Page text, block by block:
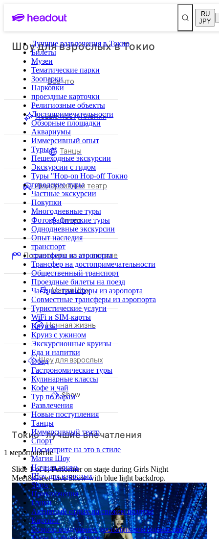
RU
JPY
Лучшие развлечения в Токио
Билеты
Музеи
Тематические парки
Зоопарки
Парковки
проездные карточки
Религиозные объекты
Достопримечательности
Обзорные площадки
Аквариумы
Иммерсивный опыт
Туры
Пешеходные экскурсии
Экскурсии с гидом
Туры "Hop-on Hop-off Токио
городские туры
Частные экскурсии
Покупки
Многодневные туры
Фотографические туры
Однодневные экскурсии
Опыт наследия
транспорт
трансферы из аэропорта
Трансфер на достопримечательности
Общественный транспорт
Проездные билеты на поезд
Частные трансферы из аэропорта
Совместные трансферы из аэропорта
Туристические услуги
WiFi и SIM-карты
Круизы
Круиз с ужином
Экскурсионные круизы
Еда и напитки
Обед
Гастрономические туры
Кулинарные классы
Кофе и чай
Тур по барам
Развлечения
Новые поступления
Танцы
Иммерсивный театр
Спорт
Посмотрите на это в стиле
Магия Шоу
Ночная жизнь
Шоу для взрослых
Show
Приключения
Гонки
Активный отдых на свежем воздухе
Картинг
Осмотр воздушных достопримечательностей
Шоу для взрослых в Токио
Все что
Новые поступления
Танцы
Иммерсивный театр
Спорт
Посмотрите на это в стиле
Магия Шоу
Ночная жизнь
Шоу для взрослых
Show
Токио - лучшие впечатления
1 мероприятие
Slide 1 of 1, Performer on stage during Girls Night
Meet&Greet Live Show with blue light backdrop.